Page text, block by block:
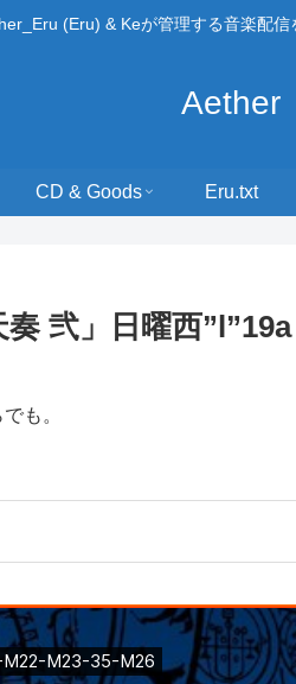
(Eru) & Keが管理する音楽配信
Aether
CD & Goods Eru.txt
弐」日曜西
も。